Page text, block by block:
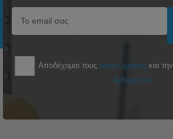
Αποδέχομαι τους όρους χρήσης και την
δεδομένων